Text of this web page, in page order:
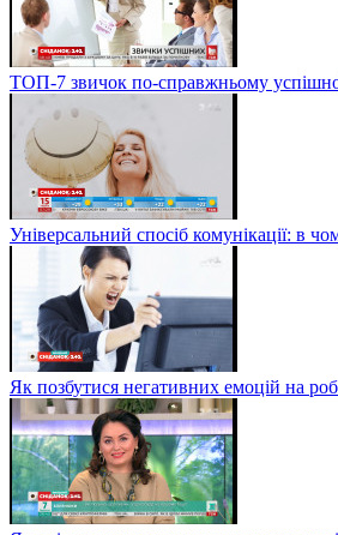
ТОП-7 звичок по-справжньому
Універсальний спосіб комунікації: в
Як позбутися негативних емоцій на